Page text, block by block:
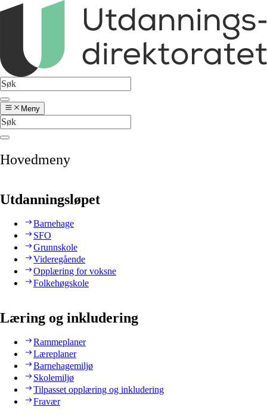
Meny
Hovedmeny
Utdanningsløpet
Barnehage
SFO
Grunnskole
Videregående
Opplæring for voksne
Folkehøgskole
Læring og inkludering
Rammeplaner
Læreplaner
Barnehagemiljø
Skolemiljø
Tilpasset opplæring og inkludering
Fravær